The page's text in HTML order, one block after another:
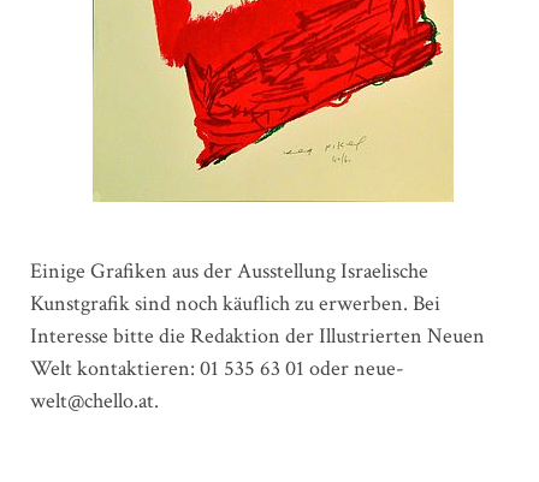
Einige Grafiken aus der Ausstellung Israelische
Kunstgrafik sind noch käuflich zu erwerben. Bei
Interesse bitte die Redaktion der Illustrierten Neuen
Welt kontaktieren: 01 535 63 01 oder neue-
welt@chello.at.